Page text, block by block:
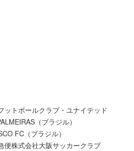
トボールクラブ・ユナイテッド
（ブラジル）
FC（ブラジル）
株式会社大阪サッカークラブ